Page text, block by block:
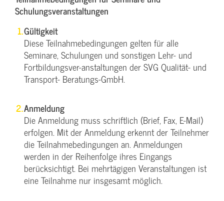
Schulungsveranstaltungen
Gültigkeit
Diese Teilnahmebedingungen gelten für alle
Seminare, Schulungen und sonstigen Lehr- und
Fortbildungsver-anstaltungen der SVG Qualität- und
Transport- Beratungs-GmbH.
Anmeldung
Die Anmeldung muss schriftlich (Brief, Fax, E-Mail)
erfolgen. Mit der Anmeldung erkennt der Teilnehmer
die Teilnahmebedingungen an. Anmeldungen
werden in der Reihenfolge ihres Eingangs
berücksichtigt. Bei mehrtägigen Veranstaltungen ist
eine Teilnahme nur insgesamt möglich.